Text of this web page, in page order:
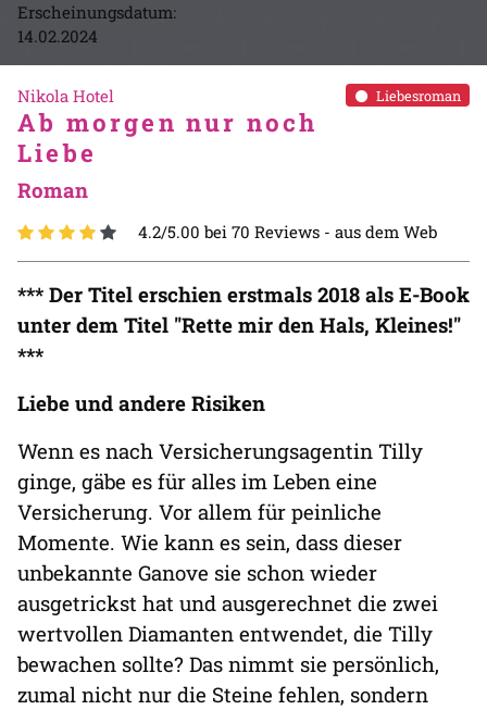
Erscheinungsdatum:
14.02.2024
Liebesroman
Nikola Hotel
Ab morgen nur noch
Liebe
Roman
4.2/5.00 bei 70 Reviews - aus dem Web
*** Der Titel erschien erstmals 2018 als E-Book
unter dem Titel "Rette mir den Hals, Kleines!"
***
Liebe und andere Risiken
Wenn es nach Versicherungsagentin Tilly
ginge, gäbe es für alles im Leben eine
Versicherung. Vor allem für peinliche
Momente. Wie kann es sein, dass dieser
unbekannte Ganove sie schon wieder
ausgetrickst hat und ausgerechnet die zwei
wertvollen Diamanten entwendet, die Tilly
bewachen sollte? Das nimmt sie persönlich,
zumal nicht nur die Steine fehlen, sondern